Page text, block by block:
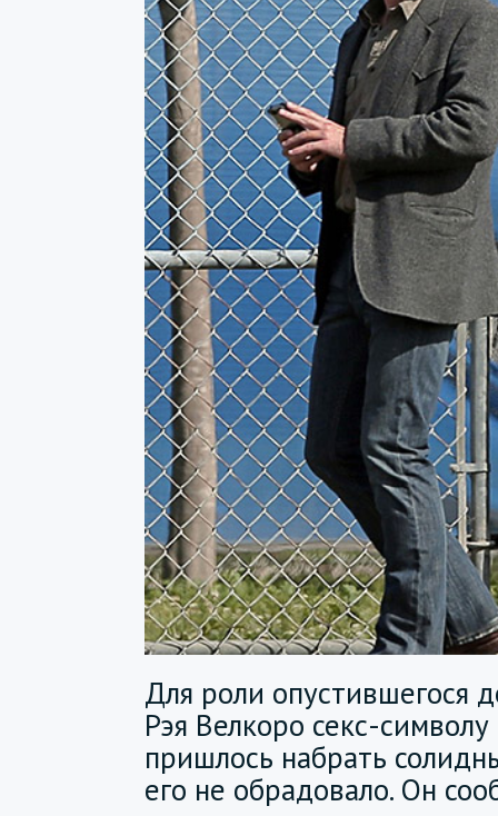
Для роли опустившегося
Рэя Велкоро секс-
пришлось набрать
его не обрадовало. Он